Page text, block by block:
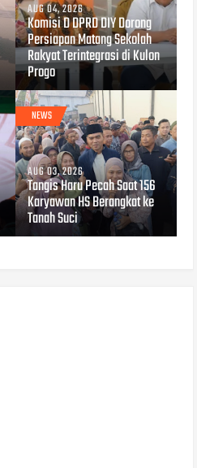
AUG 04, 2026
Komisi D DPRD DIY Dorong
Persiapan Matang Sekolah
Rakyat Terintegrasi di Kulon
Progo
NEWS
AUG 03, 2026
Tangis Haru Pecah Saat 156
Karyawan HS Berangkat ke
Tanah Suci